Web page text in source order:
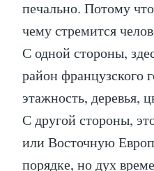
печально. Потому
чему стремится
С одной стороны,
район французского
этажность, деревья,
С другой стороны,
или Восточную
порядке, но дух